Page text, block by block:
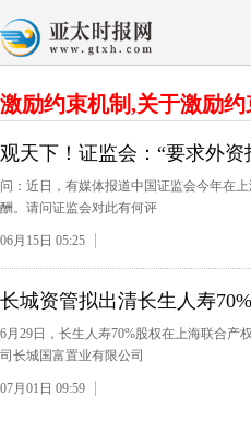
激励约束机制,关于激励
观天下！证监会：“要求外
问：近日，有媒体报道中国证监会今年在
酬。请问证监会对此有何评
06月15日 05:25
长城资管拟出清长生人寿
6月29日，长生人寿70%股权在上海联合
司长城国富置业有限公司
07月01日 09:59